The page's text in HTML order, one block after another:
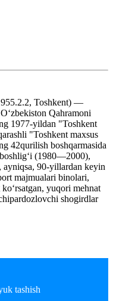
Toshkent) —
Qahramoni
1977-yildan "Toshkent
"Toshkent maxsus
42qurilish boshqarmasida
(1980—2000),
ayniqsa, 90-yillardan keyin
majmualari binolari,
yuqori mehnat
shogirdlar
tashish